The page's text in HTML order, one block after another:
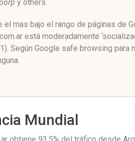
y others.
el mas bajo el rango de páginas de
está moderadamente
Según Google safe browsing
Mundial